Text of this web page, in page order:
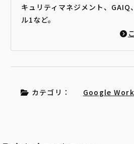
キュリティマネジメント、
ル1など。
カテゴリ： Google